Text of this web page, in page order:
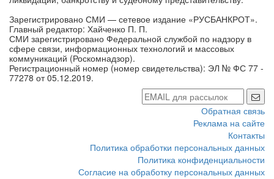
Зарегистрировано СМИ — сетевое издание «РУСБАНКРОТ».
Главный редактор: Хайченко П. П.
СМИ зарегистрировано Федеральной службой по надзору в
сфере связи, информационных технологий и массовых
коммуникаций (Роскомнадзор).
Регистрационный номер (номер свидетельства): ЭЛ № ФС 77 -
77278 от 05.12.2019.
Обратная связь
Реклама на сайте
Контакты
Политика обработки персональных данных
Политика конфиденциальности
Согласие на обработку персональных данных
Настройки cookie